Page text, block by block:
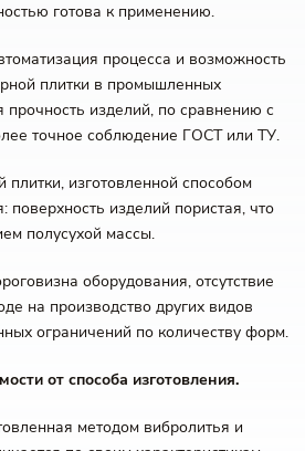
готова к применению.
процесса и возможность
плитки в промышленных
изделий, по сравнению с
точное соблюдение ГОСТ или ТУ.
плитки, изготовленной способом
поверхность изделий пористая, что
полусухой массы.
оборудования, отсутствие
на производство других видов
ограничений по количеству форм.
от способа изготовления.
методом вибролитья и